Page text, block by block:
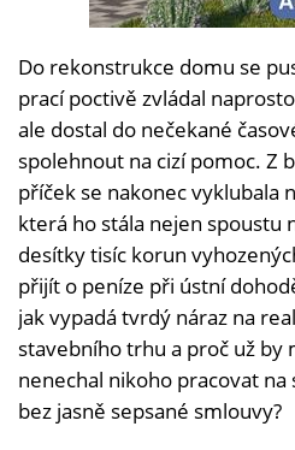
Do rekonstrukce domu se
prací poctivě zvládal
ale dostal do nečekané
spolehnout na cizí pomoc. Z
příček se nakonec vyklubala
která ho stála nejen spoustu
desítky tisíc korun
přijít o peníze při ústní
jak vypadá tvrdý náraz na
stavebního trhu a proč už by
nenechal nikoho pracovat
bez jasně sepsané smlouvy?